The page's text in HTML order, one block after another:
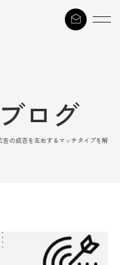
ログ
告の成否を左右するマッチタイプを解説